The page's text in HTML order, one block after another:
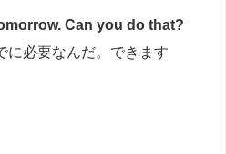
Can you do that?
に必要なんだ。できます